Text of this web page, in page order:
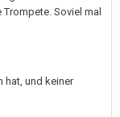
Soviel mal
hat, und keiner